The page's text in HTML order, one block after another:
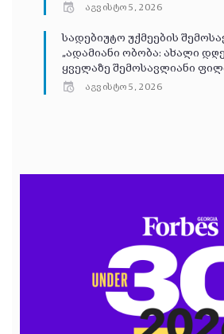
აგვისტო 5, 2026
სადებიუტო უქმეების
„ადამიანი ობობა: ახალი
ყველაზე შემოსავლიანი
აგვისტო 5, 2026